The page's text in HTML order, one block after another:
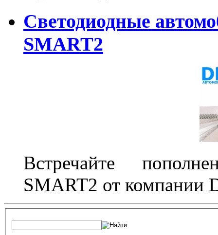
Светодиодные
SMART2
Встречайте
SMART2 от компании